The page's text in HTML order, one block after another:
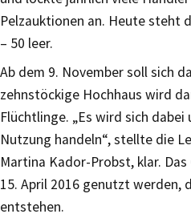
Pelzauktionen an. Heute steht
– 50 leer.
Ab dem 9. November soll sich
zehnstöckige Hochhaus wird
Flüchtlinge. „Es wird sich
Nutzung handeln“, stellte die
Martina Kador-Probst, klar. Das
15. April 2016 genutzt werden,
entstehen.